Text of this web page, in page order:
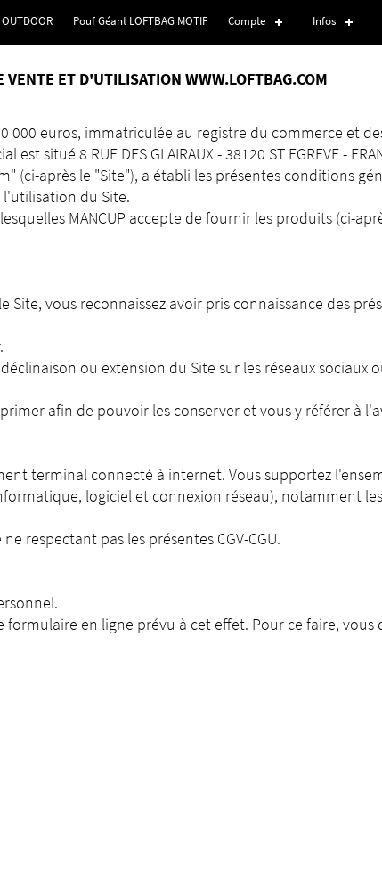
Pouf Géant LOFTBAG MOTIF Compte Infos
VENTE ET D'UTILISATION WWW.LOFTBAG.COM
000 euros, immatriculée au registre du commerce et
situé 8 RUE DES GLAIRAUX - 38120 ST EGREVE -
(ci-après le "Site"), a établi les présentes conditions
l'utilisation du Site.
MANCUP accepte de fournir les produits (ci-
vous reconnaissez avoir pris connaissance des
ou extension du Site sur les réseaux sociaux
afin de pouvoir les conserver et vous y référer à
terminal connecté à internet. Vous supportez
logiciel et connexion réseau), notamment
respectant pas les présentes CGV-CGU.
en ligne prévu à cet effet. Pour ce faire, vous